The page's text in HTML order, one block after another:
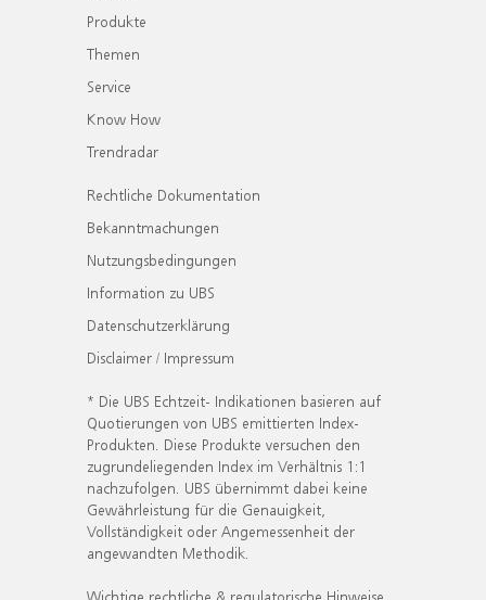
Produkte
Themen
Service
Know How
Trendradar
Rechtliche Dokumentation
Bekanntmachungen
Nutzungsbedingungen
Information zu UBS
Datenschutzerklärung
Disclaimer / Impressum
* Die UBS Echtzeit- Indikationen basieren auf
Quotierungen von UBS emittierten Index-
Produkten. Diese Produkte versuchen den
zugrundeliegenden Index im Verhältnis 1:1
nachzufolgen. UBS übernimmt dabei keine
Gewährleistung für die Genauigkeit,
Vollständigkeit oder Angemessenheit der
angewandten Methodik.